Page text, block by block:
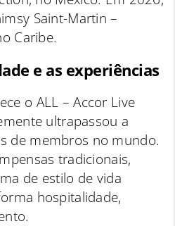
Saint-Martin –
Caribe.
e as experiências
o ALL – Accor Live
ultrapassou a
de membros no mundo.
tradicionais,
de estilo de vida
hospitalidade,